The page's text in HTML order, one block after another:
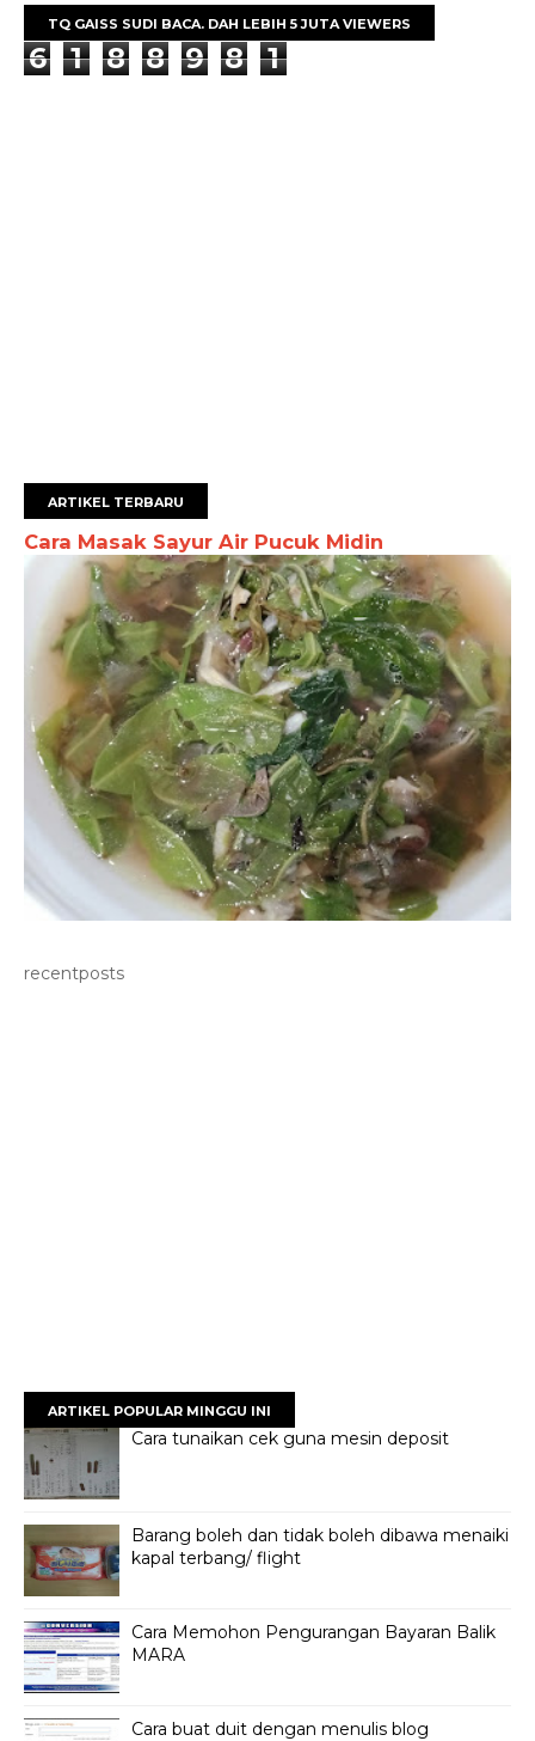
TQ GAISS SUDI BACA. DAH LEBIH 5 JUTA VIEWERS
6 1 8 8 9 8 1
ARTIKEL TERBARU
Cara Masak Sayur Air Pucuk Midin
recentposts
ARTIKEL POPULAR MINGGU INI
Cara tunaikan cek guna mesin deposit
Barang boleh dan tidak boleh dibawa menaiki
kapal terbang/ flight
Cara Memohon Pengurangan Bayaran Balik
MARA
Cara buat duit dengan menulis blog